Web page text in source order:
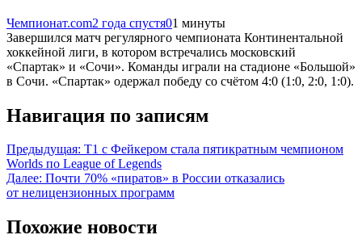
Чемпионат.com2 года спустя01 минуты
Завершился матч регулярного чемпионата Континентальной
хоккейной лиги, в котором встречались московский
«Спартак» и «Сочи». Команды играли на стадионе «Большой»
в Сочи. «Спартак» одержал победу со счётом 4:0 (1:0, 2:0, 1:0).
Навигация по записям
Предыдущая: T1 с Фейкером стала пятикратным чемпионом
Worlds по League of Legends
Далее: Почти 70% «пиратов» в России отказались
от нелицензионных программ
Похожие новости